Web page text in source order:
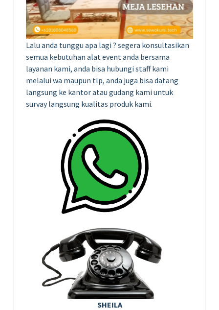
Lalu anda tunggu apa lagi ? segera konsultasikan
semua kebutuhan alat event anda bersama
layanan kami, anda bisa hubungi staff kami
melalui wa maupun tlp, anda juga bisa datang
langsung ke kantor atau gudang kami untuk
survay langsung kualitas produk kami.
SHEILA